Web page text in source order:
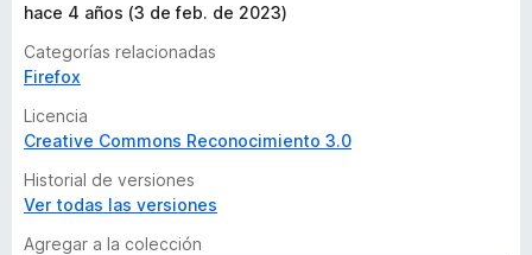
hace 4 años (3 de feb. de 2023)
Categorías relacionadas
Firefox
Licencia
Creative Commons Reconocimiento 3.0
Historial de versiones
Ver todas las versiones
Agregar a la colección